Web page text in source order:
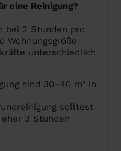
eine Reinigung?
bei 2 Stunden pro
Wohnungsgröße
unterschiedlich
sind 30–40 m² in
solltest
3 Stunden